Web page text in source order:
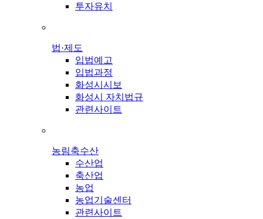
투자유치
법·제도
입법예고
입법과정
화성시시보
화성시 자치법규
관련사이트
농림축수산
수산업
축산업
농업
농업기술센터
관련사이트